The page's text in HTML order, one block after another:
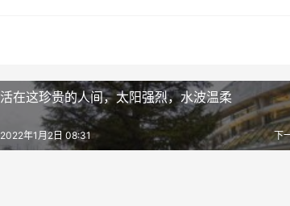
活在这珍贵的人间，太阳强烈，水波温柔
下
2022年1月2日 08:31